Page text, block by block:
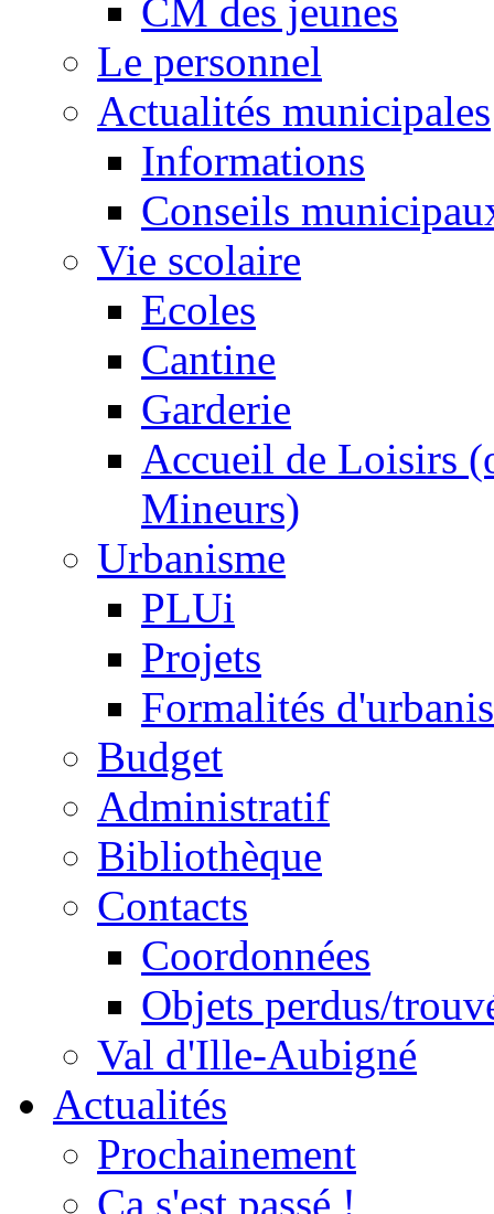
CM des jeunes
Le personnel
Actualités municipales
Informations
Conseils
Vie scolaire
Ecoles
Cantine
Garderie
Accueil de Loisirs
Mineurs)
Urbanisme
PLUi
Projets
Formalités
Budget
Administratif
Bibliothèque
Contacts
Coordonnées
Objets perdus/
Val d'Ille-Aubigné
Actualités
Prochainement
Ca s'est passé !